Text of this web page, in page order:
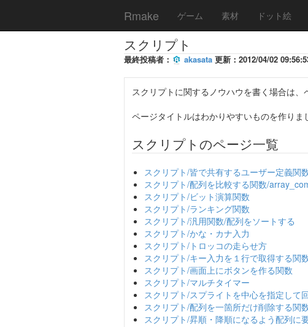
Rmake ゲーム 素材 ドット絵
スクリプト
最終投稿者： akasata 更新：2012/04/02
スクリプトに関するノウハウを書く場合は
ページタイトルはわかりやすいものを作りま
スクリプトのページ一覧
スクリプト/皆で共有するユーザー定義関
スクリプト/配列を比較する関数/
スクリプト/ビット演算関数
スクリプト/ランキング関数
スクリプト/汎用関数/配列をソートする
スクリプト/かな・カナ入力
スクリプト/トロッコの走らせ方
スクリプト/キー入力を１行で取得する関
スクリプト/画面上にボタンを作る関数
スクリプト/マルチタイマー
スクリプト/スプライトを中心を指定して
スクリプト/配列を一箇所だけ削除する関
スクリプト/昇順・降順になるよう配列に